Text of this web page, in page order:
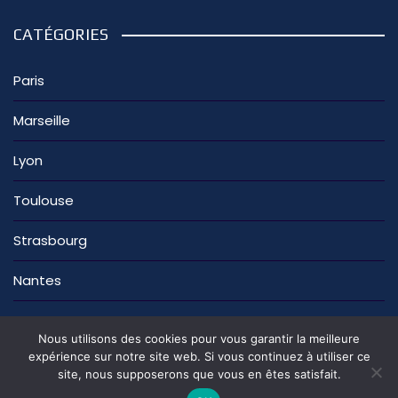
CATÉGORIES
Paris
Marseille
Lyon
Toulouse
Strasbourg
Nantes
La rédaction Nous contacter
Mentions légales
Nous utilisons des cookies pour vous garantir la meilleure
expérience sur notre site web. Si vous continuez à utiliser ce
site, nous supposerons que vous en êtes satisfait.